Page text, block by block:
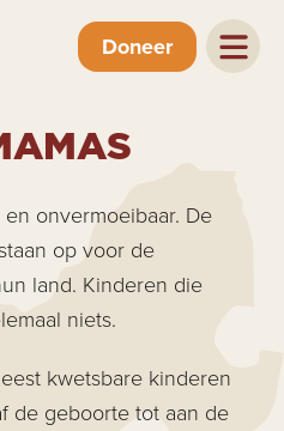
Doneer
onvermoeibaar. De
op voor de
land. Kinderen die
niets.
kwetsbare kinderen
de geboorte tot aan de